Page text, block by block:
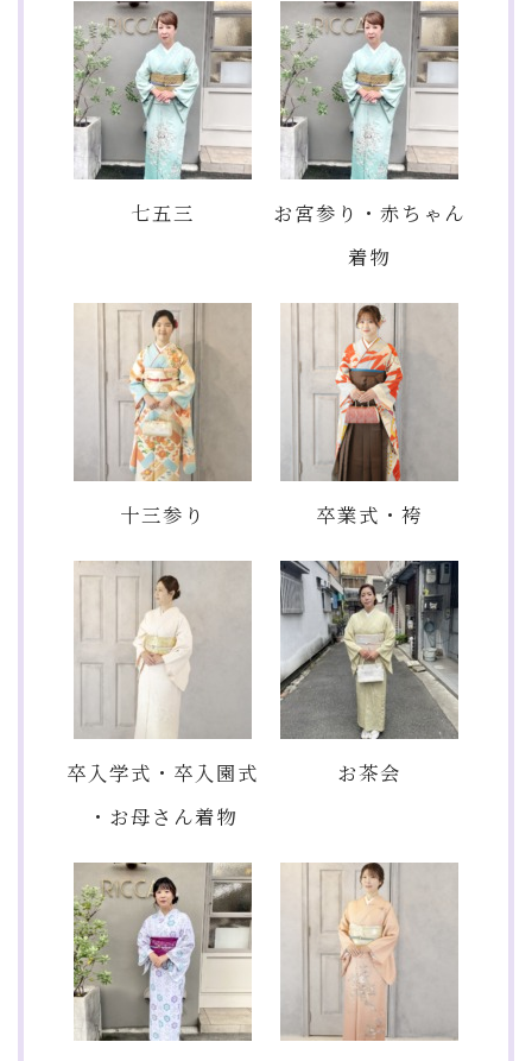
七五三
お宮参り・赤ちゃん
着物
十三参り 卒業式・袴
卒入学式・卒入園式
・お母さん着物
お茶会